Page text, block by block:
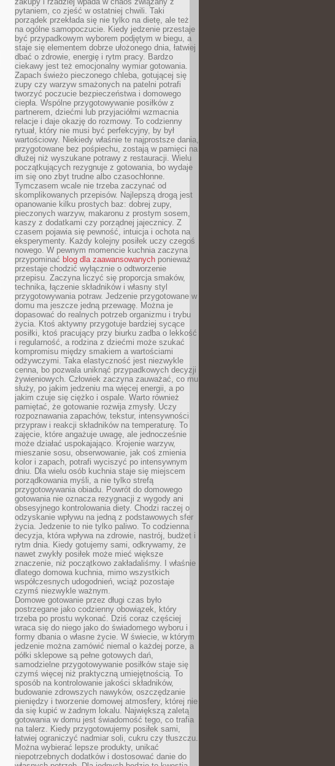
pytaniem, co zjeść w ostatniej chwili. Taki
porządek przekłada się nie tylko na dietę, ale też
na ogólne samopoczucie. Kiedy jedzenie przestaje
być przypadkowym wyborem podjętym w biegu, a
staje się elementem dobrze ułożonego dnia, łatwiej
dbać o zdrowie, energię i rytm pracy. Bardzo
ciekawy jest też emocjonalny wymiar gotowania.
Zapach świeżo pieczonego chleba, gotującej się
zupy czy warzyw smażonych na patelni potrafi
tworzyć poczucie bezpieczeństwa i domowego
ciepła. Wspólne przygotowywanie posiłków z
partnerem, dziećmi lub przyjaciółmi wzmacnia
relacje i daje okazję do rozmowy. To codzienny
rytuał, który nie musi być perfekcyjny, by był
wartościowy. Niekiedy właśnie te najprostsze dania,
przygotowane bez pośpiechu, zostają w pamięci na
dłużej niż wyszukane potrawy z restauracji. Wielu
początkujących rezygnuje z gotowania, bo wydaje
im się ono zbyt trudne albo czasochłonne.
Tymczasem wcale nie trzeba zaczynać od
skomplikowanych przepisów. Najlepszą drogą jest
opanowanie kilku prostych baz: dobrej zupy,
pieczonych warzyw, makaronu z prostym sosem,
kaszy z dodatkami czy porządnej jajecznicy. Z
czasem pojawia się pewność, intuicja i ochota na
eksperymenty. Każdy kolejny posiłek uczy czegoś
nowego. W pewnym momencie kuchnia zaczyna
przypominać blog dla zaawansowanych ponieważ
przestaje chodzić wyłącznie o odtworzenie
przepisu. Zaczyna liczyć się proporcja smaków,
technika, łączenie składników i własny styl
przygotowywania potraw. Jedzenie przygotowane w
domu ma jeszcze jedną przewagę. Można je
dopasować do realnych potrzeb organizmu i trybu
życia. Ktoś aktywny przygotuje bardziej sycące
posiłki, ktoś pracujący przy biurku zadba o lekkość
i regularność, a rodzina z dziećmi może szukać
kompromisu między smakiem a wartościami
odżywczymi. Taka elastyczność jest niezwykle
cenna, bo pozwala uniknąć przypadkowych decyzji
żywieniowych. Człowiek zaczyna zauważać, co mu
służy, po jakim jedzeniu ma więcej energii, a po
jakim czuje się ciężko i ospale. Warto również
pamiętać, że gotowanie rozwija zmysły. Uczy
rozpoznawania zapachów, tekstur, intensywności
przypraw i reakcji składników na temperaturę. To
zajęcie, które angażuje uwagę, ale jednocześnie
może działać uspokajająco. Krojenie warzyw,
mieszanie sosu, obserwowanie, jak coś zmienia
kolor i zapach, potrafi wyciszyć po intensywnym
dniu. Dla wielu osób kuchnia staje się miejscem
porządkowania myśli, a nie tylko strefą
przygotowywania obiadu. Powrót do domowego
gotowania nie oznacza rezygnacji z wygody ani
obsesyjnego kontrolowania diety. Chodzi raczej o
odzyskanie wpływu na jedną z podstawowych sfer
życia. Jedzenie to nie tylko paliwo. To codzienna
decyzja, która wpływa na zdrowie, nastrój, budżet i
rytm dnia. Kiedy gotujemy sami, odkrywamy, że
nawet zwykły posiłek może mieć większe
znaczenie, niż początkowo zakładaliśmy. I właśnie
dlatego domowa kuchnia, mimo wszystkich
współczesnych udogodnień, wciąż pozostaje
czymś niezwykle ważnym.
Domowe gotowanie przez długi czas było
postrzegane jako codzienny obowiązek, który
trzeba po prostu wykonać. Dziś coraz częściej
wraca się do niego jako do świadomego wyboru i
formy dbania o własne życie. W świecie, w którym
jedzenie można zamówić niemal o każdej porze, a
półki sklepowe są pełne gotowych dań,
samodzielne przygotowywanie posiłków staje się
czymś więcej niż praktyczną umiejętnością. To
sposób na kontrolowanie jakości składników,
budowanie zdrowszych nawyków, oszczędzanie
pieniędzy i tworzenie domowej atmosfery, której nie
da się kupić w żadnym lokalu. Największą zaletą
gotowania w domu jest świadomość tego, co trafia
na talerz. Kiedy przygotowujemy posiłek sami,
łatwiej ograniczyć nadmiar soli, cukru czy tłuszczu.
Można wybierać lepsze produkty, unikać
niepotrzebnych dodatków i dostosować danie do